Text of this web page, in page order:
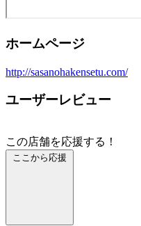
ホームページ
http://sasanohakensetu.com/
ユーザーレビュー
この店舗を応援する！
ここから応援